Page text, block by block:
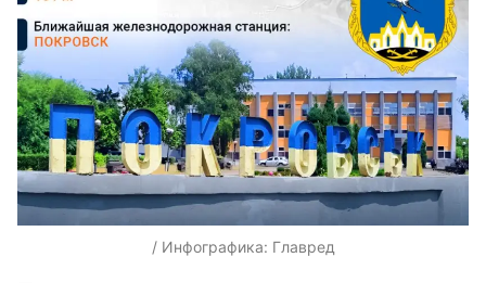
/ Инфографика: Главред